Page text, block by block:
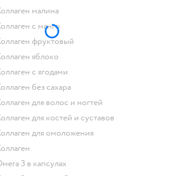
Коллаген малина
Коллаген с манго
Коллаген фруктовый
Коллаген яблоко
Коллаген с ягодами
Коллаген без сахара
Коллаген для волос и ногтей
Коллаген для костей и суставов
Коллаген для омоложения
Коллаген
Омега 3 в капсулах